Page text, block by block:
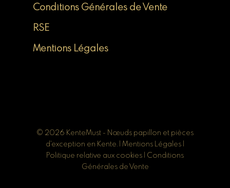
Conditions Générales de Vente
RSE
Mentions Légales
© 2026 KenteMust - Nœuds papillon et pièces
d'exception en Kente. | Mentions Légales
Politique relative aux cookies
Conditions
Générales de Vente